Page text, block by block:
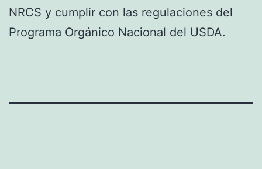
NRCS y cumplir con las regulaciones del
Programa Orgánico Nacional del USDA.